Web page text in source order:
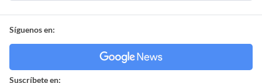
Síguenos en:
Suscríbete en: